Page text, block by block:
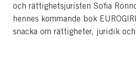
och rättighetsjuristen Sofia
hennes kommande bok
snacka om rättigheter, juridik